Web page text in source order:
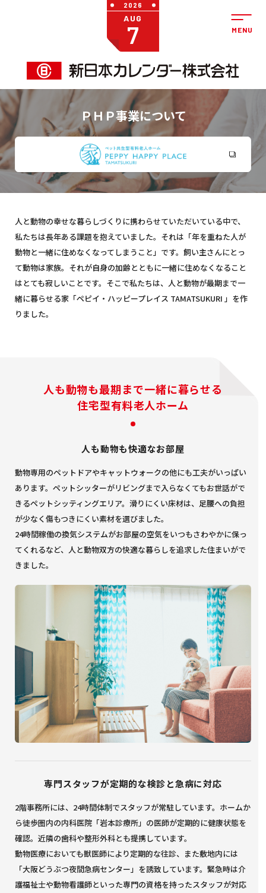
2026
AUG
7
ＰＨＰ事業について
人と動物の幸せな暮らしづくりに携わらせていただいている中で、
私たちは長年ある課題を抱えていました。それは「年を重ねた人が
動物と一緒に住めなくなってしまうこと」です。飼い主さんにとっ
て動物は家族。それが自身の加齢とともに一緒に住めなくなること
はとても寂しいことです。そこで私たちは、人と動物が最期まで一
緒に暮らせる家「ペピイ・ハッピープレイス TAMATSUKURI 」を作
りました。
人も動物も最期まで一緒に暮らせる
住宅型有料老人ホーム
人も動物も快適なお部屋
動物専用のペットドアやキャットウォークの他にも工夫がいっぱい
あります。ペットシッターがリビングまで入らなくてもお世話がで
きるペットシッティングエリア。滑りにくい床材は、足腰への負担
が少なく傷もつきにくい素材を選びました。
24時間稼働の換気システムがお部屋の空気をいつもさわやかに保っ
てくれるなど、人と動物双方の快適な暮らしを追求した住まいがで
きました。
専門スタッフが定期的な検診と急病に対応
2階事務所には、24時間体制でスタッフが常駐しています。ホームか
ら徒歩圏内の内科医院「岩本診療所」の医師が定期的に健康状態を
確認。近隣の歯科や整形外科とも提携しています。
動物医療においても獣医師により定期的な往診、また敷地内には
「大阪どうぶつ夜間急病センター」を誘致しています。緊急時は介
護福祉士や動物看護師といった専門の資格を持ったスタッフが対応